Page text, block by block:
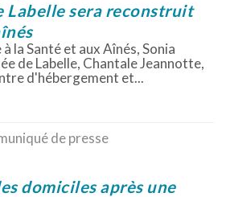
Labelle sera reconstruit
la Santé et aux Aînés, Sonia
de Labelle, Chantale Jeannotte,
d'hébergement et...
de presse
domiciles après une